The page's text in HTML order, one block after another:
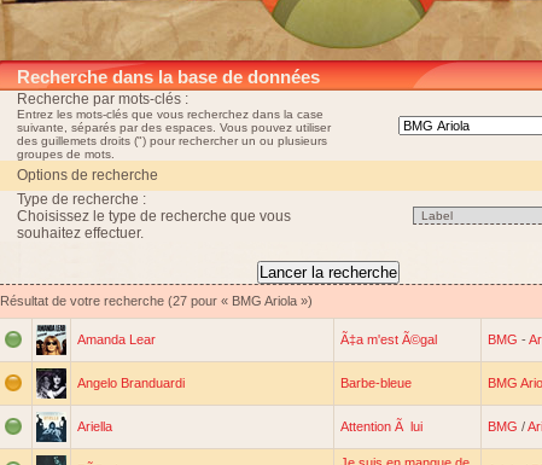
Recherche dans la base de données
Recherche par mots-clés :
Entrez les mots-clés que vous recherchez dans la case
suivante, séparés par des espaces. Vous pouvez utiliser
des guillemets droits (") pour rechercher un ou plusieurs
groupes de mots.
Options de recherche
Type de recherche :
Choisissez le type de recherche que vous
souhaitez effectuer.
Résultat de votre recherche (27 pour « BMG Ariola »)
Amanda Lear Ã‡a m'est Ã©gal BMG -
Angelo Branduardi Barbe-bleue BMG
Ariella Attention Ã lui BMG /